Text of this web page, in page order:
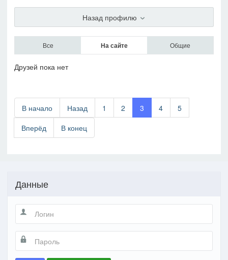
На профиль
Фото Видео
Назад профилю
Все На сайте Общие
Друзей пока нет
В начало Назад 1 2 3 4
5
Вперёд
В конец
Данные